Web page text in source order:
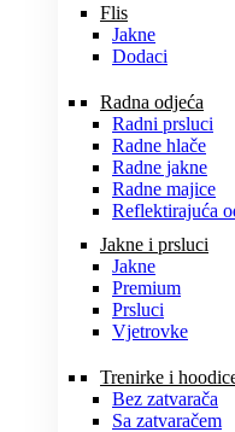
Flis
Jakne
Dodaci
Radna odjeća
Radni prsluci
Radne hlače
Radne jakne
Radne majice
Reflektirajuća
Jakne i prsluci
Jakne
Premium
Prsluci
Vjetrovke
Trenirke i
Bez zatvarača
Sa zatvaračem